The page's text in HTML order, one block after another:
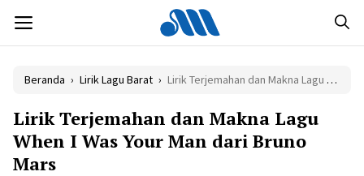
isi
MENU
Beranda › Lirik Lagu Barat › Lirik Terjemahan dan Makna Lagu When I Was Your Man dari Bruno Mars
Lirik Terjemahan dan Makna Lagu
When I Was Your Man dari Bruno
Mars